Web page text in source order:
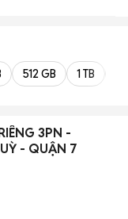
512 GB 1 TB
3PN -
- QUẬN 7